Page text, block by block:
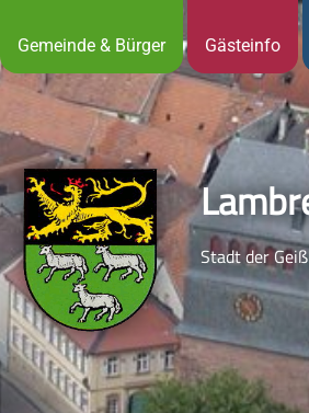
Gemeinde & Bürger Gästeinfo
Stadt der